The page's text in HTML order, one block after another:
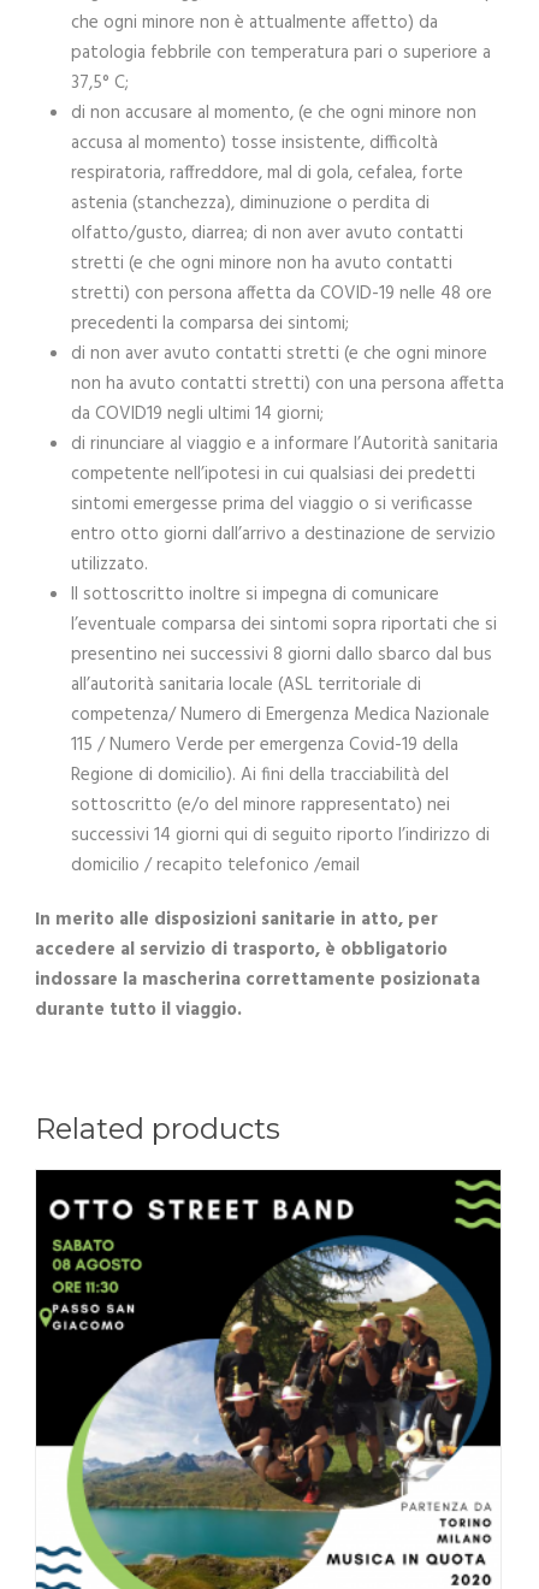
che ogni minore non è attualmente affetto) da
patologia febbrile con temperatura pari o superiore a
37,5° C;
di non accusare al momento, (e che ogni minore non
accusa al momento) tosse insistente, difficoltà
respiratoria, raffreddore, mal di gola, cefalea, forte
astenia (stanchezza), diminuzione o perdita di
olfatto/gusto, diarrea; di non aver avuto contatti
stretti (e che ogni minore non ha avuto contatti
stretti) con persona affetta da COVID-19 nelle 48 ore
precedenti la comparsa dei sintomi;
di non aver avuto contatti stretti (e che ogni minore
non ha avuto contatti stretti) con una persona affetta
da COVID19 negli ultimi 14 giorni;
di rinunciare al viaggio e a informare l’Autorità sanitaria
competente nell’ipotesi in cui qualsiasi dei predetti
sintomi emergesse prima del viaggio o si verificasse
entro otto giorni dall’arrivo a destinazione de servizio
utilizzato.
Il sottoscritto inoltre si impegna di comunicare
l’eventuale comparsa dei sintomi sopra riportati che si
presentino nei successivi 8 giorni dallo sbarco dal bus
all’autorità sanitaria locale (ASL territoriale di
competenza/ Numero di Emergenza Medica Nazionale
115 / Numero Verde per emergenza Covid-19 della
Regione di domicilio). Ai fini della tracciabilità del
sottoscritto (e/o del minore rappresentato) nei
successivi 14 giorni qui di seguito riporto l’indirizzo di
domicilio / recapito telefonico /email
In merito alle disposizioni sanitarie in atto, per
accedere al servizio di trasporto, è obbligatorio
indossare la mascherina correttamente posizionata
durante tutto il viaggio.
Related products